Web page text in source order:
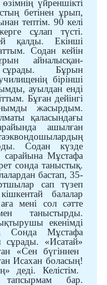
үйреншікті
бетінен ұрып,
тептім. 90 келі
сұлап түсті.
қалды. Екінші
Содан кейін
айналысқан-
сұрады. Бұрын
бірінші
ауылдан енді
Бұған дейінгі
жасырдым.
қаласындағы
ашылған
Содан күзде
Мұстафа
сонда таныстық.
бастап, 35-
сап түзеп
балалар
мені сол сәтте
таныстырды.
екенімді
Сонда Мұстафа
сұрады. «Исатай»
«Сен бүгіннен
Исахан боласың!
деді. Келістім.
бар.